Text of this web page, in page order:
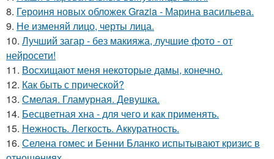
8. Героиня новых обложек Grazia - Марина васильева.
9. Не изменяй лицо, черты лица.
10. Лучший загар - без макияжа, лучшие фото - от
нейросети!
11. Восхищают меня некоторые дамы, конечно.
12. Как быть с прической?
13. Смелая. Гламурная. Девушка.
14. Бесцветная хна - для чего и как применять.
15. Нежность. Легкость. Аккуратность.
16. Селена гомес и Бенни Бланко испытывают кризис в